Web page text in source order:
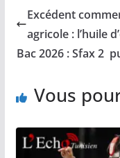
Excédent
agricole : l’huile
Bac 2026 : Sfax 2
Vous